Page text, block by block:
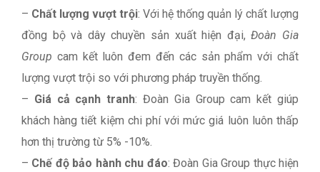
– Chất lượng vượt trội: Với hệ thống quản lý chất lượng
đồng bộ và dây chuyền sản xuất hiện đại,Đoàn Gia
Group cam kết luôn đem đến các sản phẩm với chất
lượng vượt trội so với phương pháp truyền thống.
– Giá cả cạnh tranh: Đoàn Gia Group cam kết giúp
khách hàng tiết kiệm chi phí với mức giá luôn luôn thấp
hơn thị trường từ 5% -10%.
– Chế độ bảo hành chu đáo: Đoàn Gia Group thực hiện